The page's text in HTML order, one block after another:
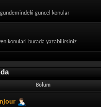
guncel konular
konulari burada yazabilirsiniz
Bölüm